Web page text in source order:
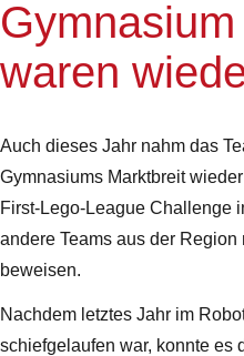
waren
Auch dieses Jahr nahm das
Gymnasiums Marktbreit
First-Lego-League Challenge
andere Teams aus der Region
beweisen.
Nachdem letztes Jahr im
schiefgelaufen war, konnte es